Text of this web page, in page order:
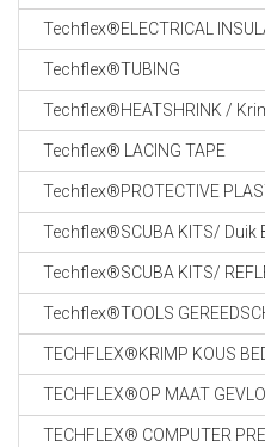
Techflex®ELECTRICAL
Techflex®TUBING
Techflex®HEATSHRINK /
Techflex® LACING TAPE
Techflex®PROTECTIVE
Techflex®SCUBA KITS/ Duik
Techflex®SCUBA KITS/
Techflex®TOOLS
TECHFLEX®KRIMP KOUS
TECHFLEX®OP MAAT
TECHFLEX® COMPUTER